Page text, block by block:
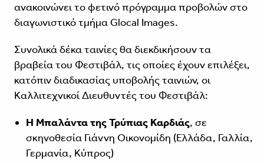
ανακοινώνει το φετινό πρόγραμμα προβολών στο
διαγωνιστικό τμήμα Glocal Images.
Συνολικά δέκα ταινίες θα διεκδικήσουν τα
βραβεία του Φεστιβάλ, τις οποίες έχουν επιλέξει,
κατόπιν διαδικασίας υποβολής ταινιών, οι
Καλλιτεχνικοί Διευθυντές του Φεστιβάλ:
Η Μπαλάντα της Τρύπιας Καρδιάς, σε
σκηνοθεσία Γιάννη Οικονομίδη (Ελλάδα, Γαλλία,
Γερμανία, Κύπρος)